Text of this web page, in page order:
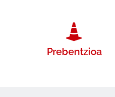
Prebentzioa